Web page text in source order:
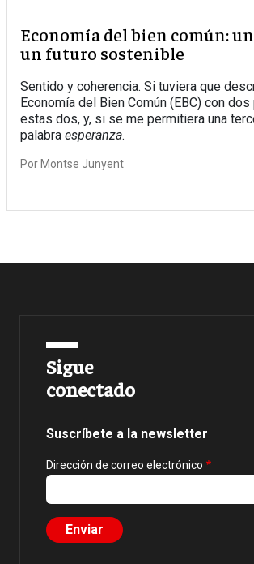
Economía del bien común:
un futuro sostenible
Sentido y coherencia. Si tuviera que
Economía del Bien Común (EBC) con
estas dos, y, si se me permitiera una
palabra esperanza.
Por Montse Junyent
Sigue
conectado
Suscríbete a la newsletter
Dirección de correo electrónico